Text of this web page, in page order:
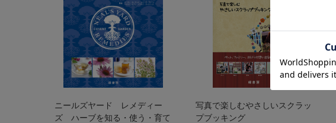
ニールズヤード レメディー
ズ ハーブを知る・使う・育て
写真で楽しむやさしいスクラッ
プブッキング